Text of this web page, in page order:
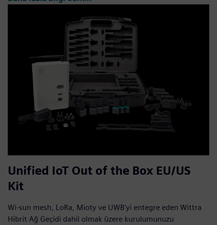
Unified IoT Out of the Box EU/US
Kit
Wi-sun mesh, LoRa, Mioty ve UWB'yi entegre eden Wittra
Hibrit Ağ Geçidi dahil olmak üzere kurulumunuzu